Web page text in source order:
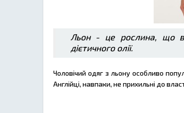
Льон - це рослина, що
дієтичного олії.
Чоловічий одяг з льону особливо
Англійці, навпаки, не прихильні до